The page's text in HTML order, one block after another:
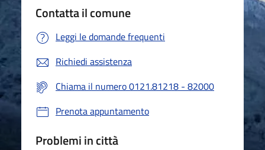
Contatta il comune
Leggi le domande frequenti
Richiedi assistenza
Chiama il numero 0121.81218 - 82000
Prenota appuntamento
Problemi in città